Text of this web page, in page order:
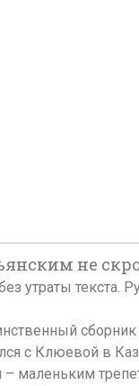
не
утраты текста.
сборник
с Клюевой в